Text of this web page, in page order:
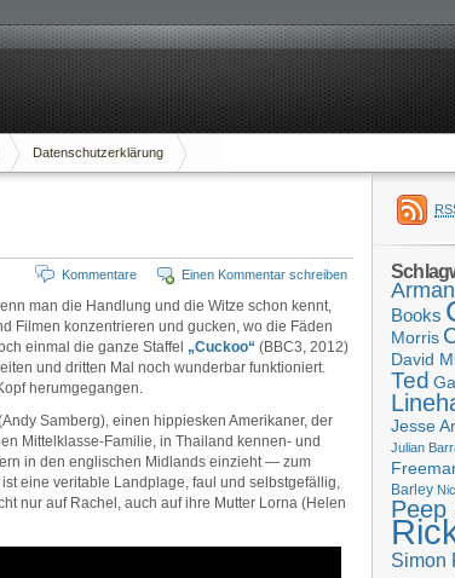
Datenschutzerklärung
Einen Kommentar schreiben
Kommentare
man die Handlung und die Witze schon kennt,
Filmen konzentrieren und gucken, wo die Fäden
einmal die ganze Staffel „Cuckoo“ (BBC3, 2012)
und dritten Mal noch wunderbar funktioniert.
herumgegangen.
Samberg), einen hippiesken Amerikaner, der
Mittelklasse-Familie, in Thailand kennen- und
in den englischen Midlands einzieht — zum
eine veritable Landplage, faul und selbstgefällig,
nur auf Rachel, auch auf ihre Mutter Lorna (Helen
Books
Morris
David
Ted
Jesse
Julian
Barley
Peep
Simon